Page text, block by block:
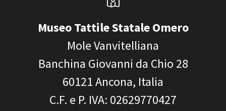
Museo Tattile Statale Omero
Mole Vanvitelliana
Banchina Giovanni da Chio 28
60121Ancona, Italia
C.F. e P. IVA: 02629770427